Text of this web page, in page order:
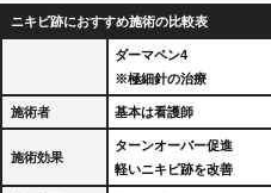
ニキビ跡におすすめ施術の比較表
ダーマペン4
※極細針の治療
施術者 基本は看護師
施術効果
ターンオーバー促進
軽いニキビ跡を改善